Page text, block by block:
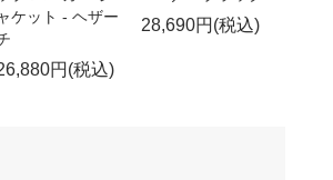
ケット - ヘザー
円(税込)
28,690円(税込)